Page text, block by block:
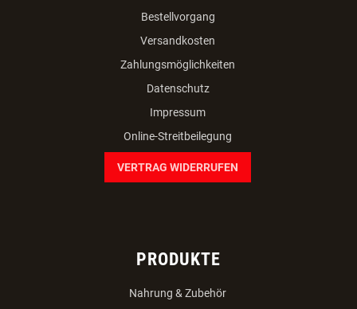
Bestellvorgang
Versandkosten
Zahlungsmöglichkeiten
Datenschutz
Impressum
Online-Streitbeilegung
VERTRAG WIDERRUFEN
PRODUKTE
Nahrung & Zubehör